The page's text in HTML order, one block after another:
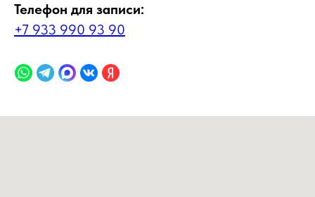
Телефон для записи:
+7 933 990 93 90